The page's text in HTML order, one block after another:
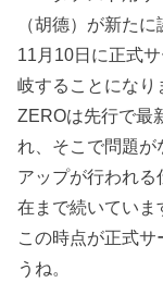
（胡德）が新たに
11月10日に正式
岐することになり
ZEROは先行で最
れ、そこで問題
アップが行われる
在まで続いていま
この時点が正式サ
うね。